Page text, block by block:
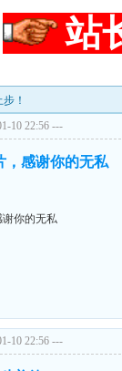
站
！
10 22:56 ---
，感谢你的无私
你的无私
10 22:56 ---